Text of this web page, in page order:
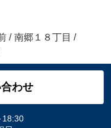
/ 南郷１８丁目 /
わせ
18:30